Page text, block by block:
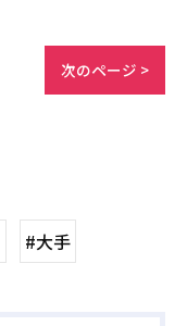
次のページ >
#大手